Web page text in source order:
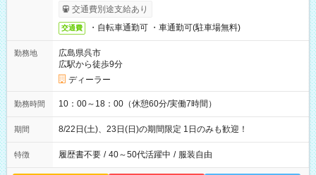
交通費別途支給あり
交通費 ・自転車通勤可 ・車通勤可(駐車場無料)
勤務地
広島県呉市
広駅から徒歩9分
ディーラー
勤務時間 10：00～18：00（休憩60分/実働7時間）
期間 8/22日(土)、23日(日)の期間限定 1日のみも歓迎！
特徴 履歴書不要 / 40～50代活躍中 / 服装自由